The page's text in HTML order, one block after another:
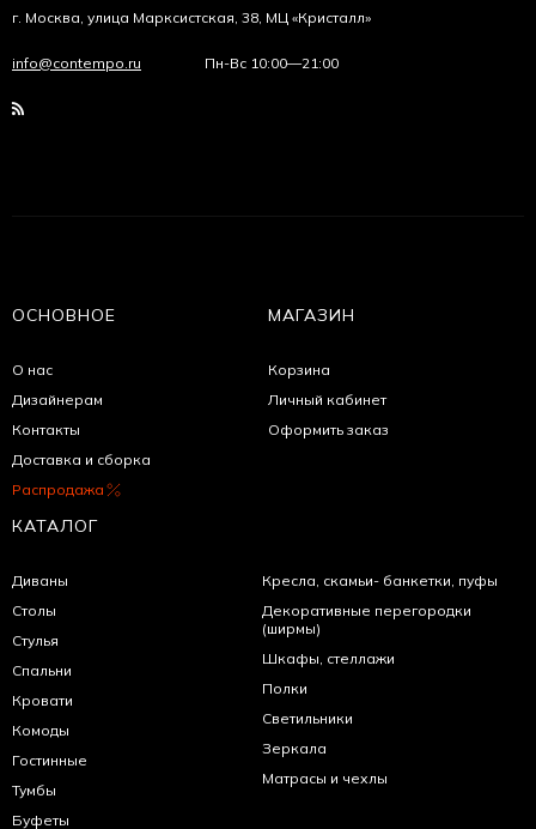
г. Москва, улица Марксистская, 38, МЦ «Кристалл»
info@contempo.ru Пн-Вс 10:00—21:00
ОСНОВНОЕ
О нас
Дизайнерам
Контакты
Доставка и сборка
Распродажа
МАГАЗИН
Корзина
Личный кабинет
Оформить заказ
КАТАЛОГ
Диваны
Столы
Стулья
Спальни
Кровати
Комоды
Гостинные
Тумбы
Буфеты
Кресла, скамьи- банкетки, пуфы
Декоративные перегородки
(ширмы)
Шкафы, стеллажи
Полки
Светильники
Зеркала
Матрасы и чехлы